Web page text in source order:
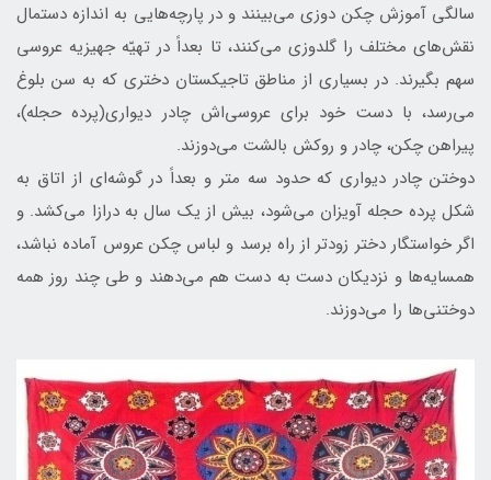
سالگی آموزش چکن دوزی می‌بینند و در پارچه‌هایی به اندازه دستمال
نقش‌های مختلف را گلدوزی می‌كنند، تا بعداً در تهیّه جهیزیه عروسی
سهم بگیرند. در بسیاری از مناطق تاجیکستان دختری که به سن بلوغ
می‌رسد، با دست خود برای عروسی‌اش چادر دیواری(پرده حجله)،
پیراهن چکن، چادر و روکش بالشت می‌دوزند.
دوختن چادر دیواری که حدود سه متر و بعداً در گوشه‌اى از اتاق به
شکل پرده حجله آویزان می‌شود، بیش از یک سال به درازا می‌کشد. و
اگر خواستگار دختر زودتر از راه برسد و لباس چکن عروس آماده نباشد،
همسایه‌ها و نزدیکان دست‌ به‌ دست هم می‌دهند و طی چند روز همه
دوختنی‌ها را می‌دوزند.